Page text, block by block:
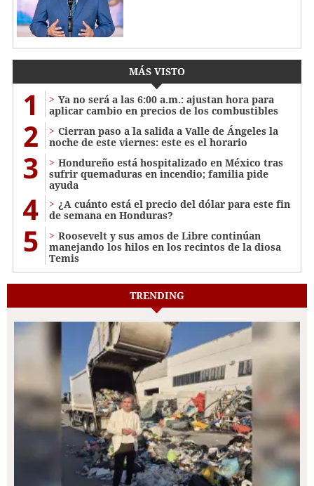
MÁS VISTO
1
Ya no será a las 6:00 a.m.: ajustan hora para
aplicar cambio en precios de los combustibles
2
Cierran paso a la salida a Valle de Ángeles la
noche de este viernes: este es el horario
3
Hondureño está hospitalizado en México tras
sufrir quemaduras en incendio; familia pide
ayuda
4
¿A cuánto está el precio del dólar para este fin
de semana en Honduras?
5
Roosevelt y sus amos de Libre continúan
manejando los hilos en los recintos de la diosa
Temis
TRENDING